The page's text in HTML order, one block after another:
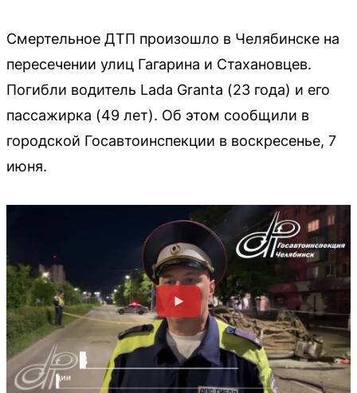
Смертельное ДТП произошло в Челябинске на
пересечении улиц Гагарина и Стахановцев.
Погибли водитель Lada Granta (23 года) и его
пассажирка (49 лет). Об этом сообщили в
городской Госавтоинспекции в воскресенье, 7
июня.